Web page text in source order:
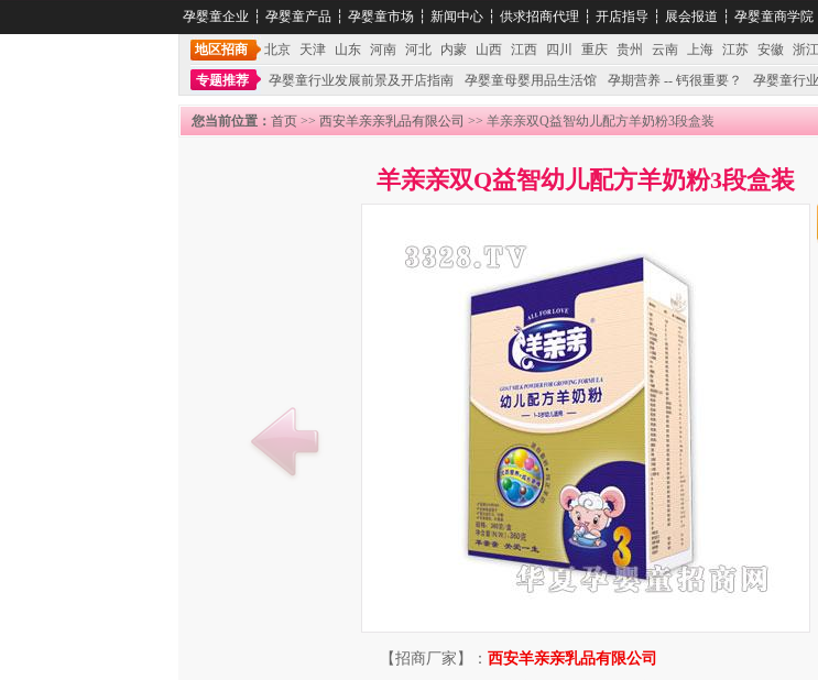
孕婴童企业 ┆ 孕婴童产品 ┆ 孕婴童市场 ┆ 新闻中心 ┆ 供求招商代理 ┆ 开店指导 ┆ 展会报道 ┆ 孕婴童商学院
地区招商 北京 天津 山东 河南 河北 内蒙 山西 江西 四川 重庆 贵州 云南 上海 江苏 安徽 浙江
专题推荐
孕婴童行业发展前景及开店指南 孕婴童母婴用品生活馆 孕期营养 -- 钙很重要？ 孕婴童行
您当前位置： 首页 >> 西安羊亲亲乳品有限公司 >> 羊亲亲双Q益智幼儿配方羊奶粉3段盒装
羊亲亲双Q益智幼儿配方羊奶粉3段盒装
【招商厂家】： 西安羊亲亲乳品有限公司